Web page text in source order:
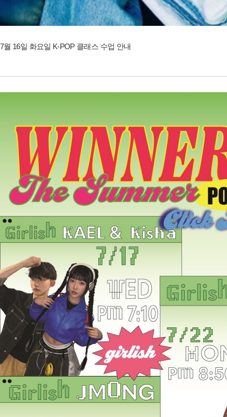
7월 16일 화요일 K-POP 클래스 수업 안내